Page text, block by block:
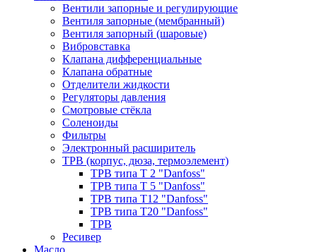
Вентили запорные и регулирующие
Вентиля запорные (мембранный)
Вентиля запорный (шаровые)
Вибровставка
Клапана дифференциальные
Клапана обратные
Отделители жидкости
Регуляторы давления
Смотровые стёкла
Соленоиды
Фильтры
Электронный расширитель
ТРВ (корпус, дюза, термоэлемент)
ТРВ типа Т 2 "Danfoss"
ТРВ типа Т 5 "Danfoss"
ТРВ типа Т12 "Danfoss"
ТРВ типа Т20 "Danfoss"
ТРВ
Ресивер